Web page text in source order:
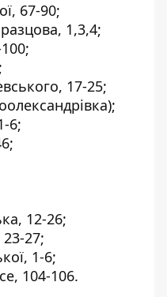
67-90;
1,3,4;
17-25;
6;
12-26;
27;
1-6;
104-106.